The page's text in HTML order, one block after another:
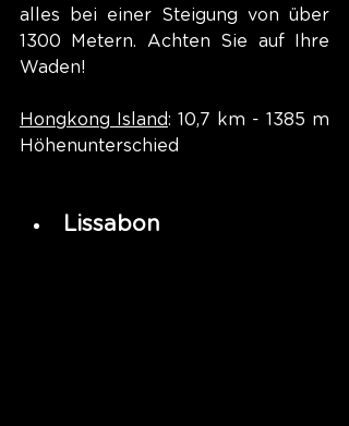
alles bei einer Steigung von über
1300 Metern. Achten Sie auf Ihre
Waden!
Hongkong Island: 10,7 km - 1385 m
Höhenunterschied
Lissabon